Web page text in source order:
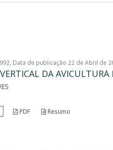
Data de publicação 22 de Abril de
DA
PDF Resumo